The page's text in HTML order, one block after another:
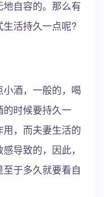
自容的。那么有
活持久一点呢?
酒，一般的，喝
时候要持久一
，而夫妻生活的
导致的，因此，
于多久就要看自